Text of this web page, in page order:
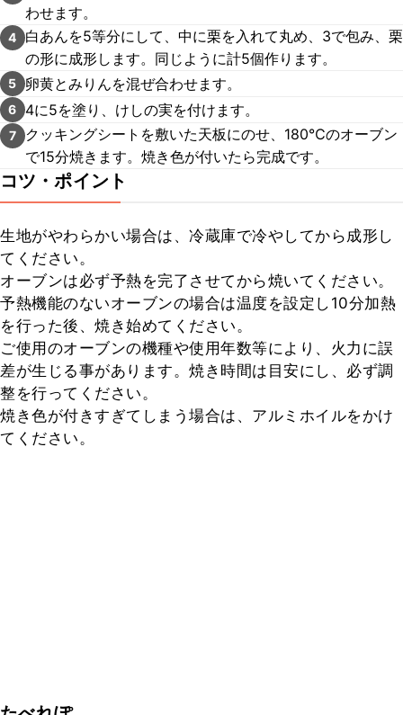
わせます。
4
白あんを5等分にして、中に栗を入れて丸め、3で包み、栗
の形に成形します。同じように計5個作ります。
5 卵黄とみりんを混ぜ合わせます。
6 4に5を塗り、けしの実を付けます。
7
クッキングシートを敷いた天板にのせ、180℃のオーブン
で15分焼きます。焼き色が付いたら完成です。
コツ・ポイント
生地がやわらかい場合は、冷蔵庫で冷やしてから成形し
てください。
オーブンは必ず予熱を完了させてから焼いてください。
予熱機能のないオーブンの場合は温度を設定し10分加熱
を行った後、焼き始めてください。
ご使用のオーブンの機種や使用年数等により、火力に誤
差が生じる事があります。焼き時間は目安にし、必ず調
整を行ってください。
焼き色が付きすぎてしまう場合は、アルミホイルをかけ
てください。